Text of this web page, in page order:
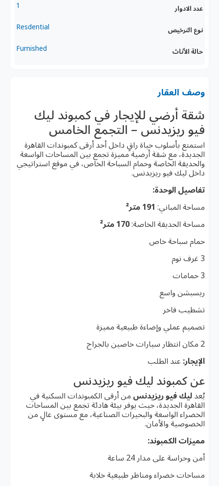
عدد الادوار 1
نوع الترخيص Resdential
حالة الأثاث Furnished
وصف العقار
شقة أرضي للإيجار في كمبوند ليك
فيو ريزيدنس – التجمع الخامس
استمتع بأسلوب حياة راقٍ داخل أحد أرقى كمبوندات القاهرة
الجديدة، مع شقة أرضية مميزة تجمع بين المساحات الواسعة
والحديقة الخاصة وحمام السباحة الخاص، في موقع استراتيجي
داخل ليك فيو ريزيدنس.
تفاصيل الوحدة:
مساحة المباني: 191 متر²
مساحة الحديقة الخاصة:170 متر²
حمام سباحة خاص
3 غرف نوم
3 حمامات
ريسبشن واسع
تشطيب فاخر
تصميم عملي وإضاءة طبيعية مميزة
2 مكان انتظار سيارات خاصين بالجراج
الإيجار: عند الطلب
عن كمبوند ليك فيو ريزيدنس
يُعدليك فيو ريزيدنس من أرقى الكمبوندات السكنية في
القاهرة الجديدة، حيث يوفر بيئة هادئة تجمع بين المساحات
الخضراء الواسعة والبحيرات الصناعية، مع مستوى عالٍ من
الخصوصية والأمان.
مميزات الكمبوند:
أمن وحراسة على مدار 24 ساعة
مساحات خضراء ومناظر طبيعية خلابة